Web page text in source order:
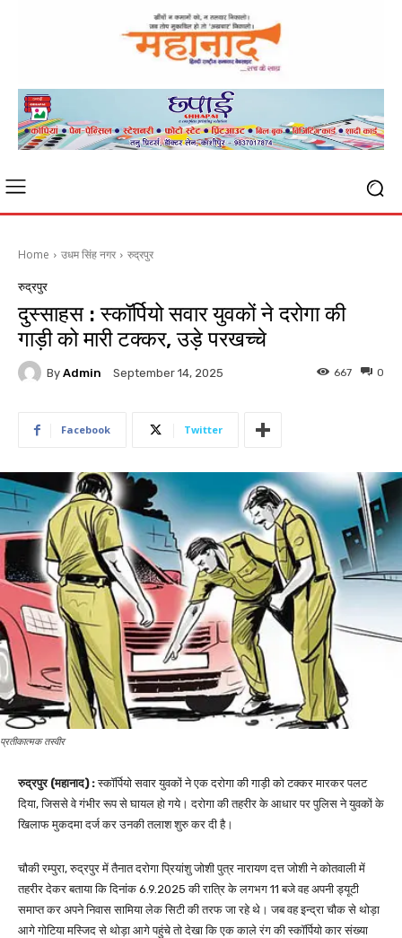
Home उधम सिंह नगर रुद्रपुर
रुद्रपुर
दुस्साहस : स्कॉर्पियो सवार युवकों ने दरोगा की
गाड़ी को मारी टक्कर, उड़े परखच्चे
By Admin September 14, 2025 0
667
Facebook Twitter
प्रतीकात्मक तस्वीर
रुद्रपुर (महानाद) :स्कॉर्पियो सवार युवकों ने एक दरोगा की गाड़ी को टक्कर मारकर पलट
दिया, जिससे वे गंभीर रूप से घायल हो गये। दरोगा की तहरीर के आधार पर पुलिस ने युवकों के
खिलाफ मुकदमा दर्ज कर उनकी तलाश शुरु कर दी है।
चौकी रम्पुरा, रुद्रपुर में तैनात दरोगा प्रियांशु जोशी पुत्र नारायण दत्त जोशी ने कोतवाली में
तहरीर देकर बताया कि दिनांक 6.9.2025 की रात्रि के लगभग 11 बजे वह अपनी ड्यूटी
समाप्त कर अपने निवास सामिया लेक सिटी की तरफ जा रहे थे। जब वह इन्द्रा चौक से थोड़ा
आगे गोटिया मस्जिद से थोड़ा आगे पहुंचे तो देखा कि एक काले रंग की स्कॉर्पियो कार संख्या